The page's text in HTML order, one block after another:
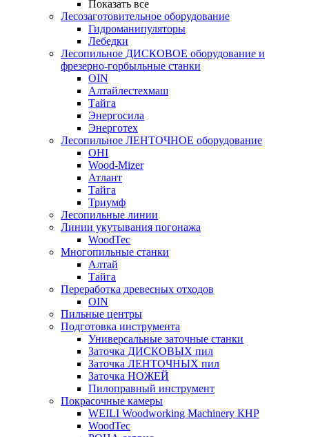
Показать все
Лесозаготовительное оборудование
Гидроманипуляторы
Лебедки
Лесопильное ДИСКОВОЕ оборудование и
фрезерно-горбыльные станки
OIN
Алтайлестехмаш
Тайга
Энергосила
Энерготех
Лесопильное ЛЕНТОЧНОЕ оборудование
OHI
Wood-Mizer
Атлант
Тайга
Триумф
Лесопильные линии
Линии укутывания погонажа
WoodTec
Многопильные станки
Алтай
Тайга
Переработка древесных отходов
OIN
Пильные центры
Подготовка инструмента
Универсальные заточные станки
Заточка ДИСКОВЫХ пил
Заточка ЛЕНТОЧНЫХ пил
Заточка НОЖЕЙ
Пилоправный инструмент
Покрасочные камеры
WEILI Woodworking Machinery КНР
WoodTec